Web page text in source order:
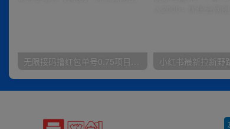
无限接码撸红包单号0.75项目无偿分享给你【揭秘】